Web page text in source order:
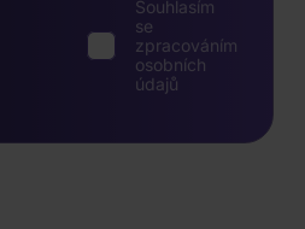
Souhlasím
se
zpracováním
osobních
údajů